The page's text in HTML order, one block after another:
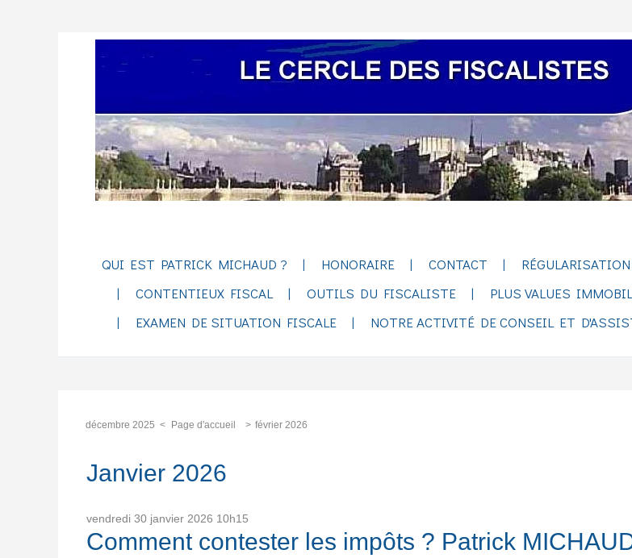
QUI EST PATRICK MICHAUD ? HONORAIRE CONTACT
CONTENTIEUX FISCAL
OUTILS DU FISCALISTE PLUS VALUES
EXAMEN DE SITUATION FISCALE
NOTRE ACTIVITÉ DE CONSEIL ET
décembre 2025 Page d'accueil février 2026
Janvier 2026
vendredi 30 janvier 2026 10h15
Comment contester les impôts ? Patrick